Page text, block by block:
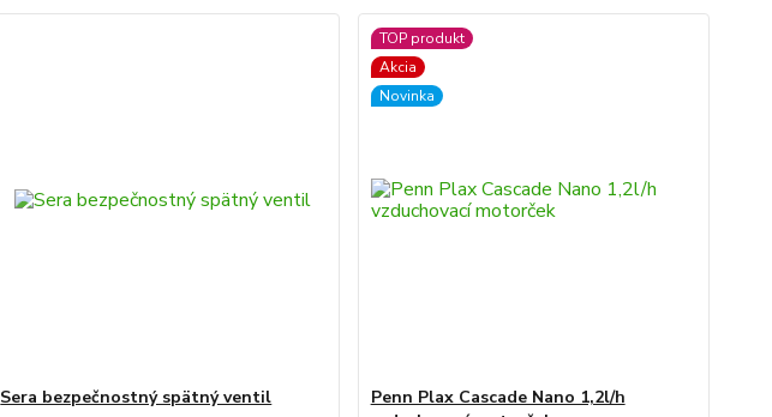
Sera bezpečnostný spätný ventil
TOP produkt
Akcia
Novinka
Penn Plax Cascade Nano 1,2l/h